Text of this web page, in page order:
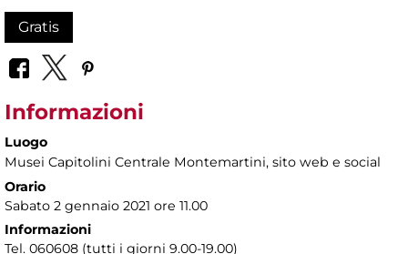
Gratis
Informazioni
Luogo
Musei Capitolini Centrale Montemartini, sito web e social
Orario
Sabato 2 gennaio 2021 ore 11.00
Informazioni
Tel. 060608 (tutti i giorni 9.00-19.00)